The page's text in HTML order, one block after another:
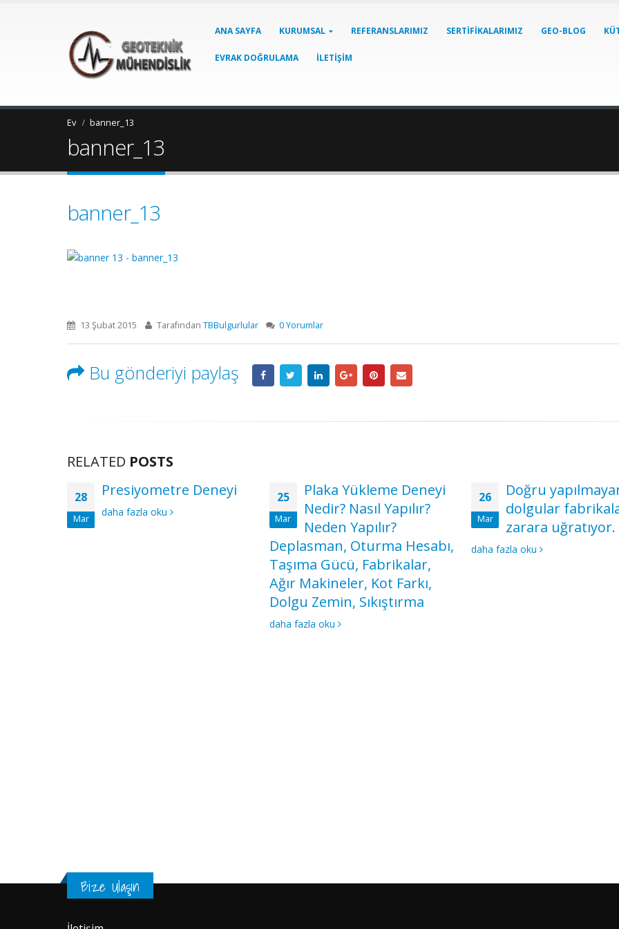
ANA SAYFA KURUMSAL REFERANSLARIMIZ SERTIFIKALARIMIZ GEO-BLOG
EVRAK DOĞRULAMA İLETIŞIM
Ev banner_13
banner_13
banner_13
13 Şubat 2015 TarafındanTBBulgurlular 0 Yorumlar
Bu gönderiyi paylaş
RELATED POSTS
28
Mar
Presiyometre Deneyi
daha fazla oku
25
Mar
Plaka Yükleme Deneyi
Nedir? Nasıl Yapılır?
Neden Yapılır?
Deplasman, Oturma Hesabı,
Taşıma Gücü, Fabrikalar,
Ağır Makineler, Kot Farkı,
Dolgu Zemin, Sıkıştırma
daha fazla oku
26
Mar
Doğru
dolgular
zarara uğratıyor.
daha fazla oku
Bize Ulaşın